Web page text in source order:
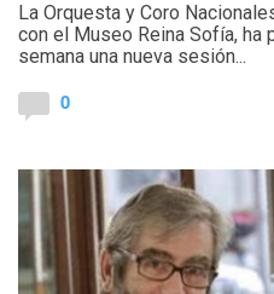
La Orquesta y Coro
con el Museo Reina Sofía, ha
semana una nueva sesión...
0